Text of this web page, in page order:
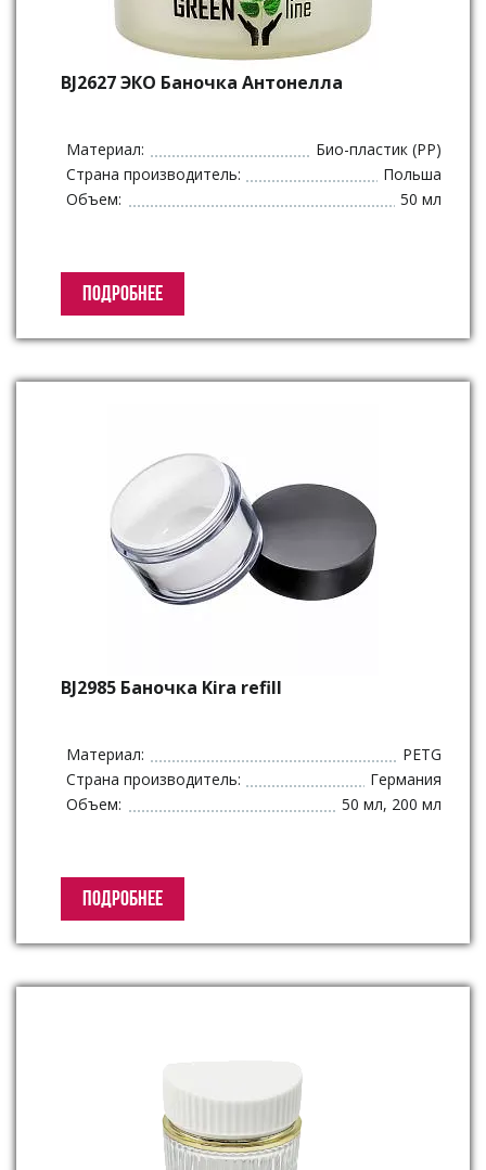
BJ2627 ЭКО Баночка Антонелла
Материал:
Био-пластик (PP)
Страна производитель:
Польша
Объем:
50 мл
ПОДРОБНЕЕ
BJ2985 Баночка Kira refill
Материал:
PETG
Страна производитель:
Германия
Объем:
50 мл, 200 мл
ПОДРОБНЕЕ